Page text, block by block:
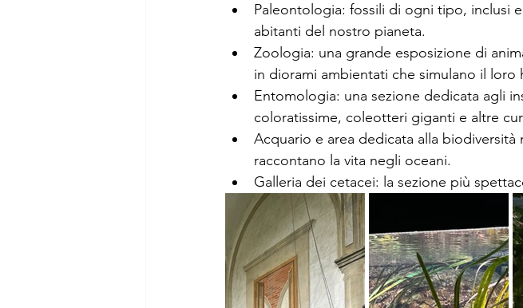
Paleontologia: fossili di ogni tipo, inclusi
abitanti del nostro pianeta.
Zoologia: una grande esposizione di
in diorami ambientati che simulano il loro
Entomologia: una sezione dedicata agli
coloratissime, coleotteri giganti e altre
Acquario e area dedicata alla
raccontano la vita negli oceani.
Galleria dei cetacei: la sezione più